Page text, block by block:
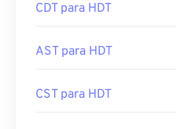
CDT para HDT
AST para HDT
CST para HDT